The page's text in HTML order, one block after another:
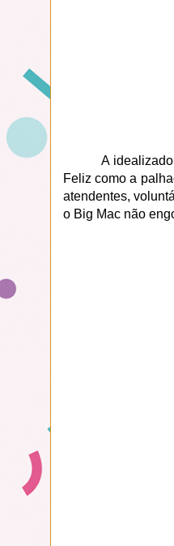
A
Feliz como a
atendentes,
o Big Mac não